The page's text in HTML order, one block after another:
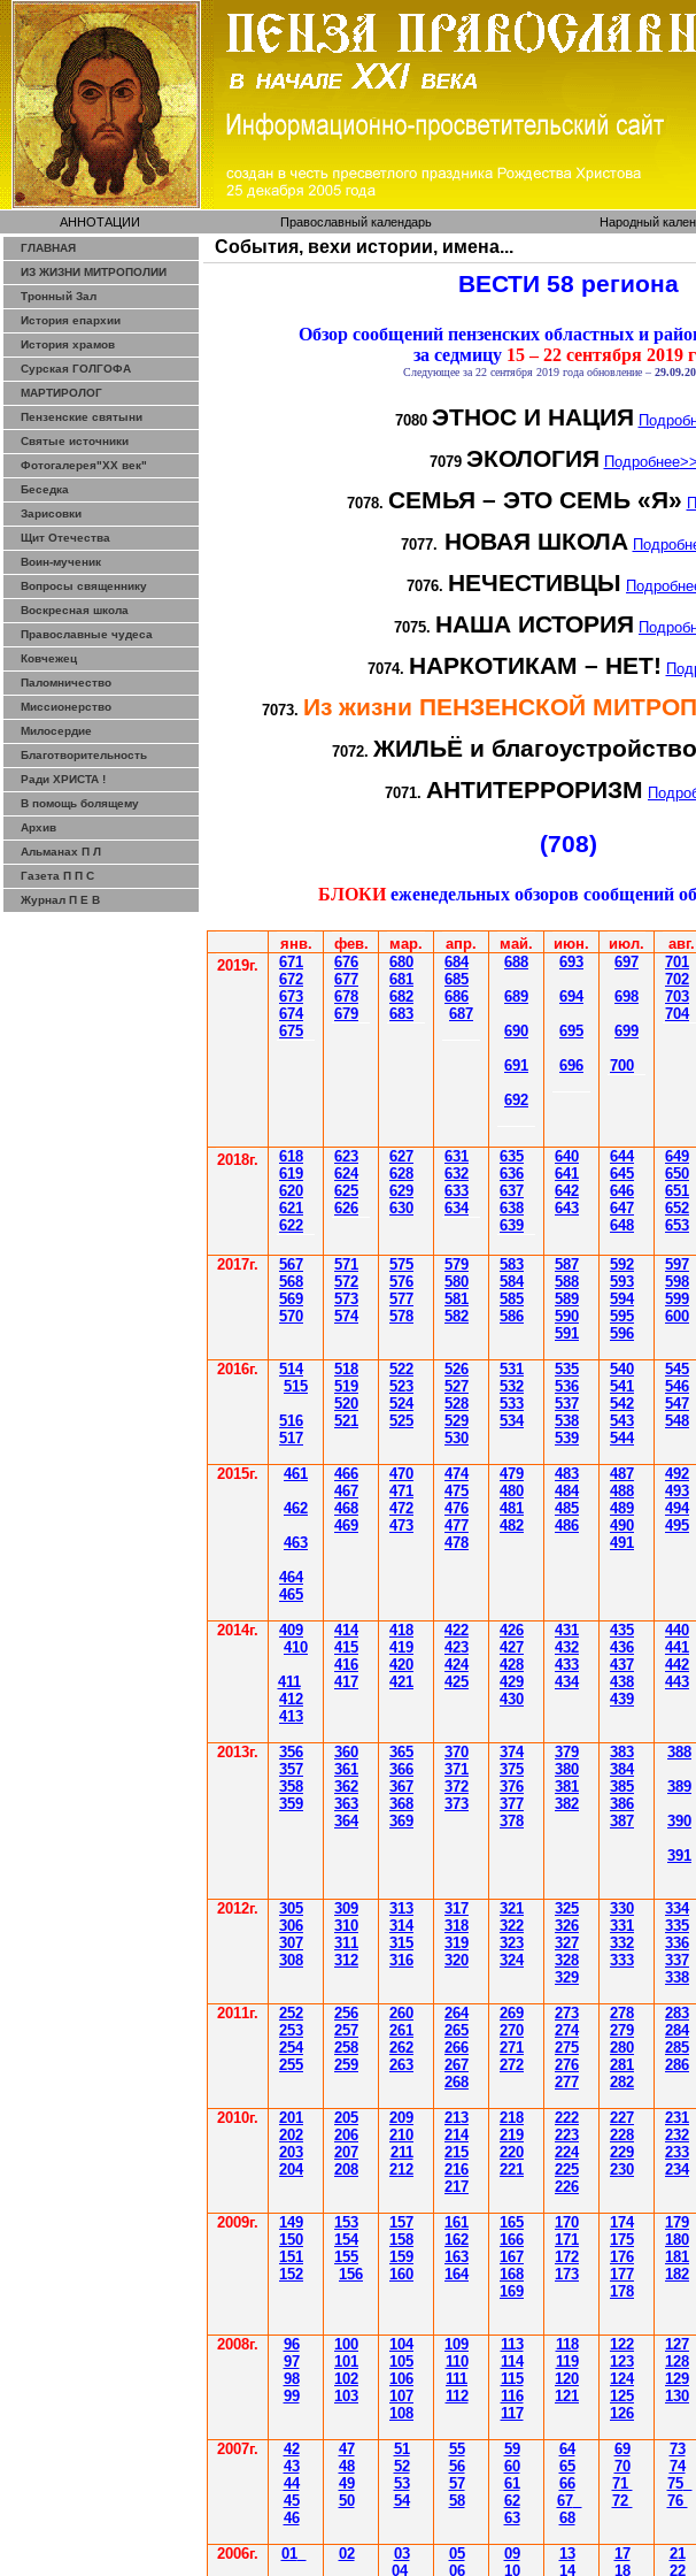
АННОТАЦИИ Православный календарь Народный
ГЛАВНАЯ
ИЗ ЖИЗНИ МИТРОПОЛИИ
Тронный Зал
История епархии
История храмов
Сурская ГОЛГОФА
МАРТИРОЛОГ
Пензенские святыни
Святые источники
Фотогалерея"ХХ век"
Беседка
Зарисовки
Щит Отечества
Воин-мученик
Вопросы священнику
Воскресная школа
Православные чудеса
Ковчежец
Паломничество
Миссионерство
Милосердие
Благотворительность
Ради ХРИСТА !
В помощь болящему
Архив
Альманах П Л
Газета П П С
Журнал П Е В
События, вехи истории, имена...
ВЕСТИ 58 региона
Обзор сообщений пензенских областных и
за седмицу15 – 22 сентября 2019
Следующее за 22 сентября 2019 года обновление –
7080 ЭТНОС И НАЦИЯ
7079 ЭКОЛОГИЯ Подробнее
7078. СЕМЬЯ – ЭТО СЕМЬ «Я»
7077. НОВАЯ ШКОЛА
7076. НЕЧЕСТИВЦЫ
7075. НАША ИСТОРИЯ
7074. НАРКОТИКАМ – НЕТ!
7073. Из жизни ПЕНЗЕНСКОЙ
7072. ЖИЛЬЁ и благоустройство
7071. АНТИТЕРРОРИЗМ
(708)
БЛОКИ еженедельных обзоров сообщений
янв. фев. мар. апр. май. июн. июл. авг.
2019г.
671
672
673
674
675
676
677
678
679
680
681
682
683
684
685
686
687
688
689
690
691
692
693
694
695
696
697
698
699
700
701
702
703
704
2018г. 618
619
620
621
622
623
624
625
626
627
628
629
630
631
632
633
634
635
636
637
638
639
640
641
642
643
644
645
646
647
648
649
650
651
652
653
2017г.
567
568
569
570
571
572
573
574
575
576
577
578
579
580
581
582
583
584
585
586
587
588
589
590
591
592
593
594
595
596
597
598
599
600
2016г.
514
515
516
517
518
519
520
521
522
523
524
525
526
527
528
529
530
531
532
533
534
535
536
537
538
539
540
541
542
543
544
545
546
547
548
2015г. 461
462
463
464
465
466
467
468
469
470
471
472
473
474
475
476
477
478
479
480
481
482
483
484
485
486
487
488
489
490
491
492
493
494
495
2014г. 409
410
411
412
413
414
415
416
417
418
419
420
421
422
423
424
425
426
427
428
429
430
431
432
433
434
435
436
437
438
439
440
441
442
443
2013г.
356
357
358
359
360
361
362
363
364
365
366
367
368
369
370
371
372
373
374
375
376
377
378
379
380
381
382
383
384
385
386
387
388
389
390
391
2012г. 305
306
307
308
309
310
311
312
313
314
315
316
317
318
319
320
321
322
323
324
325
326
327
328
329
330
331
332
333
334
335
336
337
338
2011г.
252
253
254
255
256
257
258
259
260
261
262
263
264
265
266
267
268
269
270
271
272
273
274
275
276
277
278
279
280
281
282
283
284
285
286
2010г.
201
202
203
204
205
206
207
208
209
210
211
212
213
214
215
216
217
218
219
220
221
222
223
224
225
226
227
228
229
230
231
232
233
234
2009г.
149
150
151
152
153
154
155
156
157
158
159
160
161
162
163
164
165
166
167
168
169
170
171
172
173
174
175
176
177
178
179
180
181
182
2008г.
96
97
98
99
100
101
102
103
104
105
106
107
108
109
110
111
112
113
114
115
116
117
118
119
120
121
122
123
124
125
126
127
128
129
130
2007г.
42
43
44
45
46
47
48
49
50
51
52
53
54
55
56
57
58
59
60
61
62
63
64
65
66
67
68
69
70
71
72
73
74
75
76
2006г. 01 02
03
04
05
06
09
10
13
14
17
18
21
22